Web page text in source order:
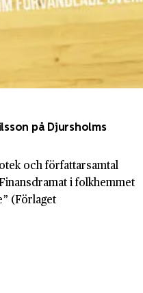
på Djursholms
och författarsamtal
i folkhemmet
(Förlaget